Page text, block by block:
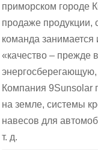
приморском городе
продаже продукции,
команда
«качество – прежде
Компания 9Sunsolar
на земле, системы
навесов для
т. д.